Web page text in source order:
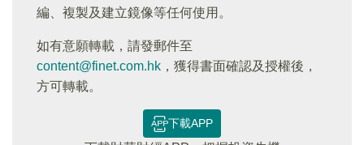
編、複製及建立鏡像等任何使用。
如有意願轉載，請發郵件至
content@finet.com.hk ，獲得書面確認及授權後，
方可轉載。
下載APP